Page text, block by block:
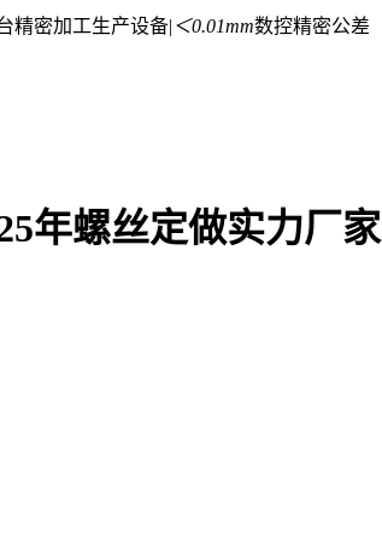
精密加工生产设备| ＜0.01mm数控精密公差
年螺丝定做实力厂家